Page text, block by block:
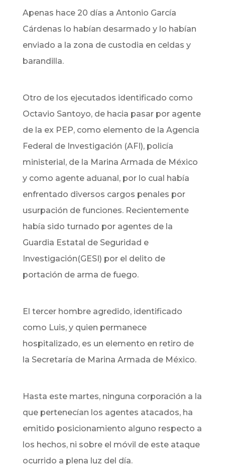
Apenas hace 20 días a Antonio García
Cárdenas lo habían desarmado y lo habían
enviado a la zona de custodia en celdas y
barandilla.
Otro de los ejecutados identificado como
Octavio Santoyo, de hacia pasar por agente
de la ex PEP, como elemento de la Agencia
Federal de Investigación (AFI), policía
ministerial, de la Marina Armada de México
y como agente aduanal, por lo cual había
enfrentado diversos cargos penales por
usurpación de funciones. Recientemente
había sido turnado por agentes de la
Guardia Estatal de Seguridad e
Investigación(GESI) por el delito de
portación de arma de fuego.
El tercer hombre agredido, identificado
como Luis, y quien permanece
hospitalizado, es un elemento en retiro de
la Secretaría de Marina Armada de México.
Hasta este martes, ninguna corporación a la
que pertenecían los agentes atacados, ha
emitido posicionamiento alguno respecto a
los hechos, ni sobre el móvil de este ataque
ocurrido a plena luz del día.